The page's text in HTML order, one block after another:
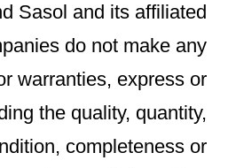
Sasol and its affiliated
do not make any
warranties, express or
the quality, quantity,
completeness or